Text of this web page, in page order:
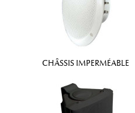
CHÂSSIS IMPERMÉABLE